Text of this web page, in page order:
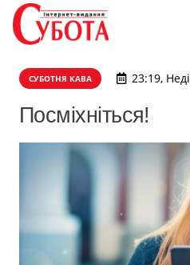
СУБОТНЯ КАВА 23:19,
Посміхніться!